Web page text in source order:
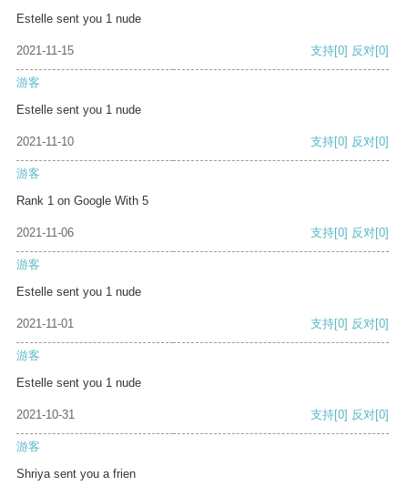
Estelle sent you 1 nude
2021-11-15 支持[0] 反对[0]
游客
Estelle sent you 1 nude
2021-11-10 支持[0] 反对[0]
游客
Rank 1 on Google With 5
2021-11-06 支持[0] 反对[0]
游客
Estelle sent you 1 nude
2021-11-01 支持[0] 反对[0]
游客
Estelle sent you 1 nude
2021-10-31 支持[0] 反对[0]
游客
Shriya sent you a frien